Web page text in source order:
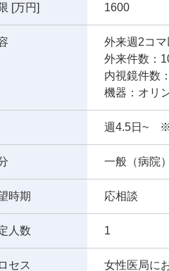
[万円] 1600
外来週2コ
外来件数：
内視鏡件数
機器：オリ
週4.5日~
一般（病院）
時期 応相談
人数 1
セス 女性医局に